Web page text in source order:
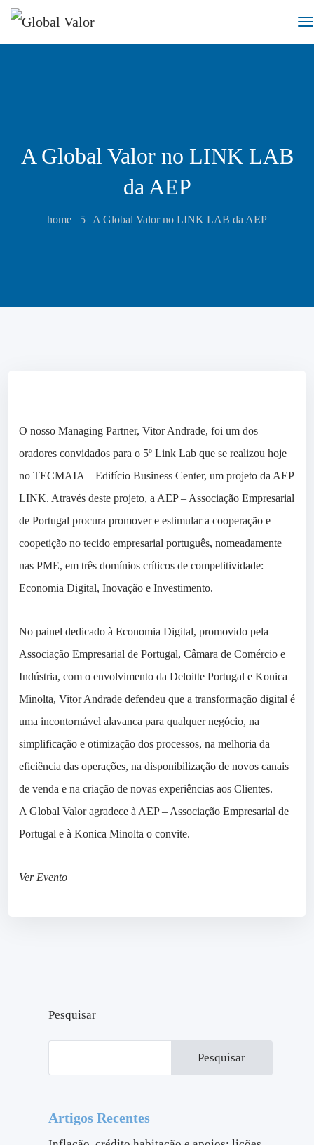
A Global Valor no LINK LAB
da AEP
home A Global Valor no LINK LAB da AEP
O nosso Managing Partner, Vitor Andrade, foi um dos
oradores convidados para o 5º Link Lab que se realizou hoje
no TECMAIA – Edifício Business Center, um projeto da AEP
LINK. Através deste projeto, a AEP – Associação Empresarial
de Portugal procura promover e estimular a cooperação e
coopetição no tecido empresarial português, nomeadamente
nas PME, em três domínios críticos de competitividade:
Economia Digital, Inovação e Investimento.
No painel dedicado à Economia Digital, promovido pela
Associação Empresarial de Portugal, Câmara de Comércio e
Indústria, com o envolvimento da Deloitte Portugal e Konica
Minolta, Vitor Andrade defendeu que a transformação digital é
uma incontornável alavanca para qualquer negócio, na
simplificação e otimização dos processos, na melhoria da
eficiência das operações, na disponibilização de novos canais
de venda e na criação de novas experiências aos Clientes.
A Global Valor agradece à AEP – Associação Empresarial de
Portugal e à Konica Minolta o convite.
Ver Evento
Pesquisar
Pesquisar
Artigos Recentes